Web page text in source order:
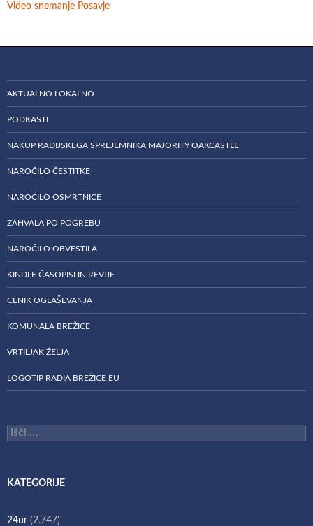
Video snemanje Posavje
AKTUALNO LOKALNO
PODKASTI
NAKUP RADIJSKEGA SPREJEMNIKA MAJORITY OAKCASTLE
NAROČILO ČESTITKE
NAROČILO OSMRTNICE
ZAHVALA PO POGREBU
NAROČILO OBVESTILA
KINDLE ČASOPISI IN REVIJE
CENIK OGLAŠEVANJA
KOMUNALA BREŽICE
VRTILJAK ŽELJA
LOGOTIP RADIA BREŽICE EU
Išči:
KATEGORIJE
24ur (2.747)